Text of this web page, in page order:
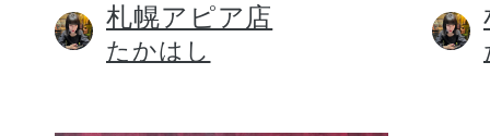
健康食品／サプ
札幌アピア店
たかはし